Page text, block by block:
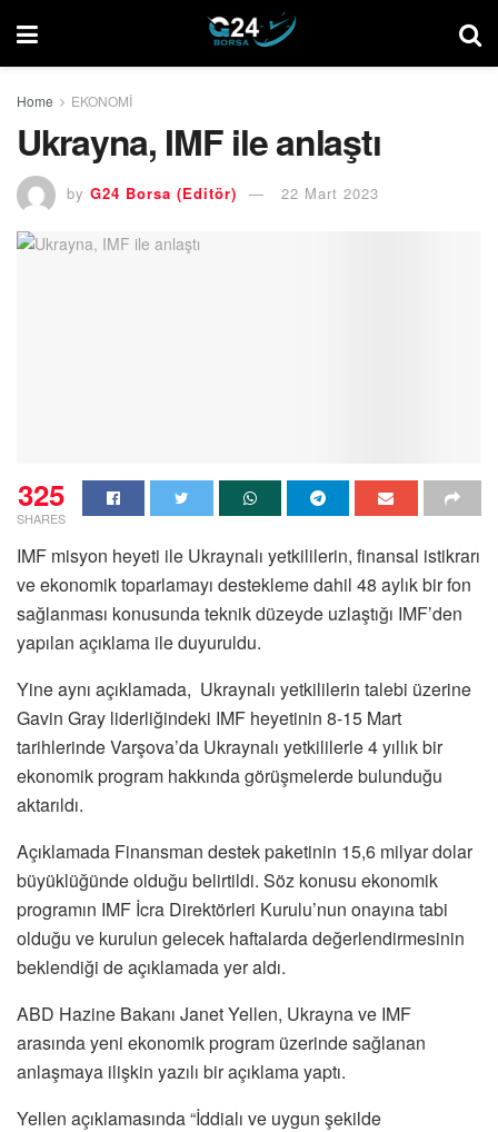
Home EKONOMİ
Ukrayna, IMF ile anlaştı
by G24 Borsa (Editör) 22 Mart 2023
325
SHARES
IMF misyon heyeti ile Ukraynalı yetkililerin, finansal istikrarı
ve ekonomik toparlamayı destekleme dahil 48 aylık bir fon
sağlanması konusunda teknik düzeyde uzlaştığı IMF’den
yapılan açıklama ile duyuruldu.
Yine aynı açıklamada, Ukraynalı yetkililerin talebi üzerine
Gavin Gray liderliğindeki IMF heyetinin 8-15 Mart
tarihlerinde Varşova’da Ukraynalı yetkililerle 4 yıllık bir
ekonomik program hakkında görüşmelerde bulunduğu
aktarıldı.
Açıklamada Finansman destek paketinin 15,6 milyar dolar
büyüklüğünde olduğu belirtildi. Söz konusu ekonomik
programın IMF İcra Direktörleri Kurulu’nun onayına tabi
olduğu ve kurulun gelecek haftalarda değerlendirmesinin
beklendiği de açıklamada yer aldı.
ABD Hazine Bakanı Janet Yellen, Ukrayna ve IMF
arasında yeni ekonomik program üzerinde sağlanan
anlaşmaya ilişkin yazılı bir açıklama yaptı.
Yellen açıklamasında “İddialı ve uygun şekilde